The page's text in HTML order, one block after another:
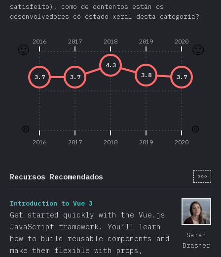
satisfeito), como de contentos están os
desenvolvedores có estado xeral desta categoría?
2016 2017 2018 2019 2020
☹️
🙂
2016 2017 2018 2019 2020
☹️
🙂
3.7
3.8
4.3
3.7
3.7
Recursos Recomendados [gl-
Sarah
Drasner
Introduction to Vue 3
Get started quickly with the Vue.js
JavaScript framework. You’ll learn
how to build reusable components and
make them flexible with props,